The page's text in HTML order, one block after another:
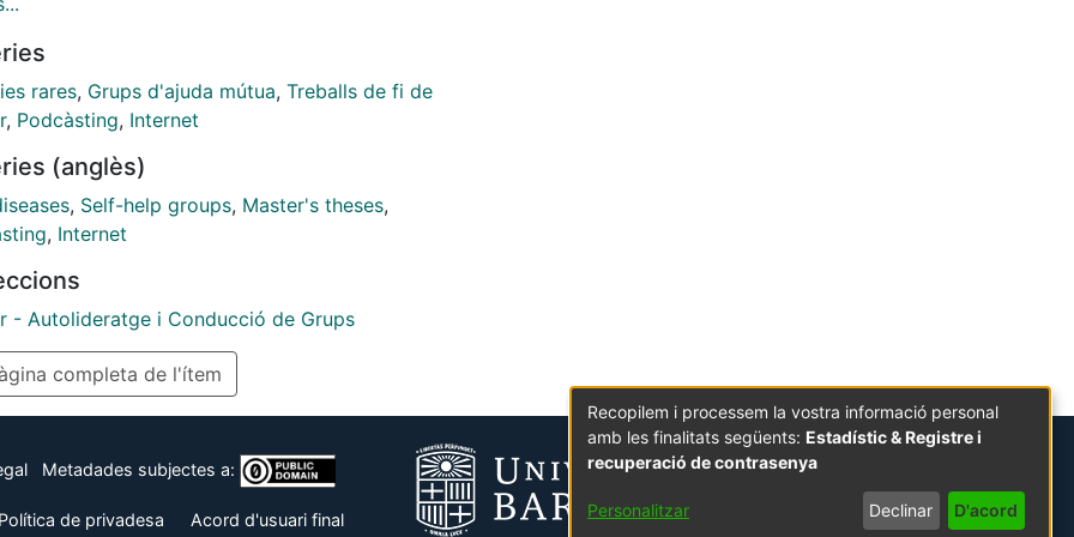
de Grupos Ciber FEDER. (Palacin, M; Martín-
M; Sorogastúa, R; Guasch, C; Soira, K; 2023).
rares, Grups d'ajuda mútua, Treballs de fi de
, Podcàsting, Internet
(anglès)
, Self-help groups, Master's theses,
, Internet
- Autolideratge i Conducció de Grups
completa de l'ítem
Metadades subjectes a:
Política de privadesa Acord d'usuari final
Recopilem i processem la vostra informació personal
amb les finalitats següents: Estadístic & Registre i
recuperació de contrasenya
Personalitzar Declinar D'acord